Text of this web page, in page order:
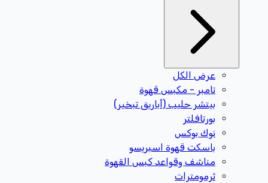
عرض الكل
تامبر - مكبس قهوة
بيتشر حليب (أباريق تبخير)
بورتافلتر
نوك بوكس
باسكت قهوة اسبريسو
مناشف وقواعد كبس القهوة
ثرمومترات